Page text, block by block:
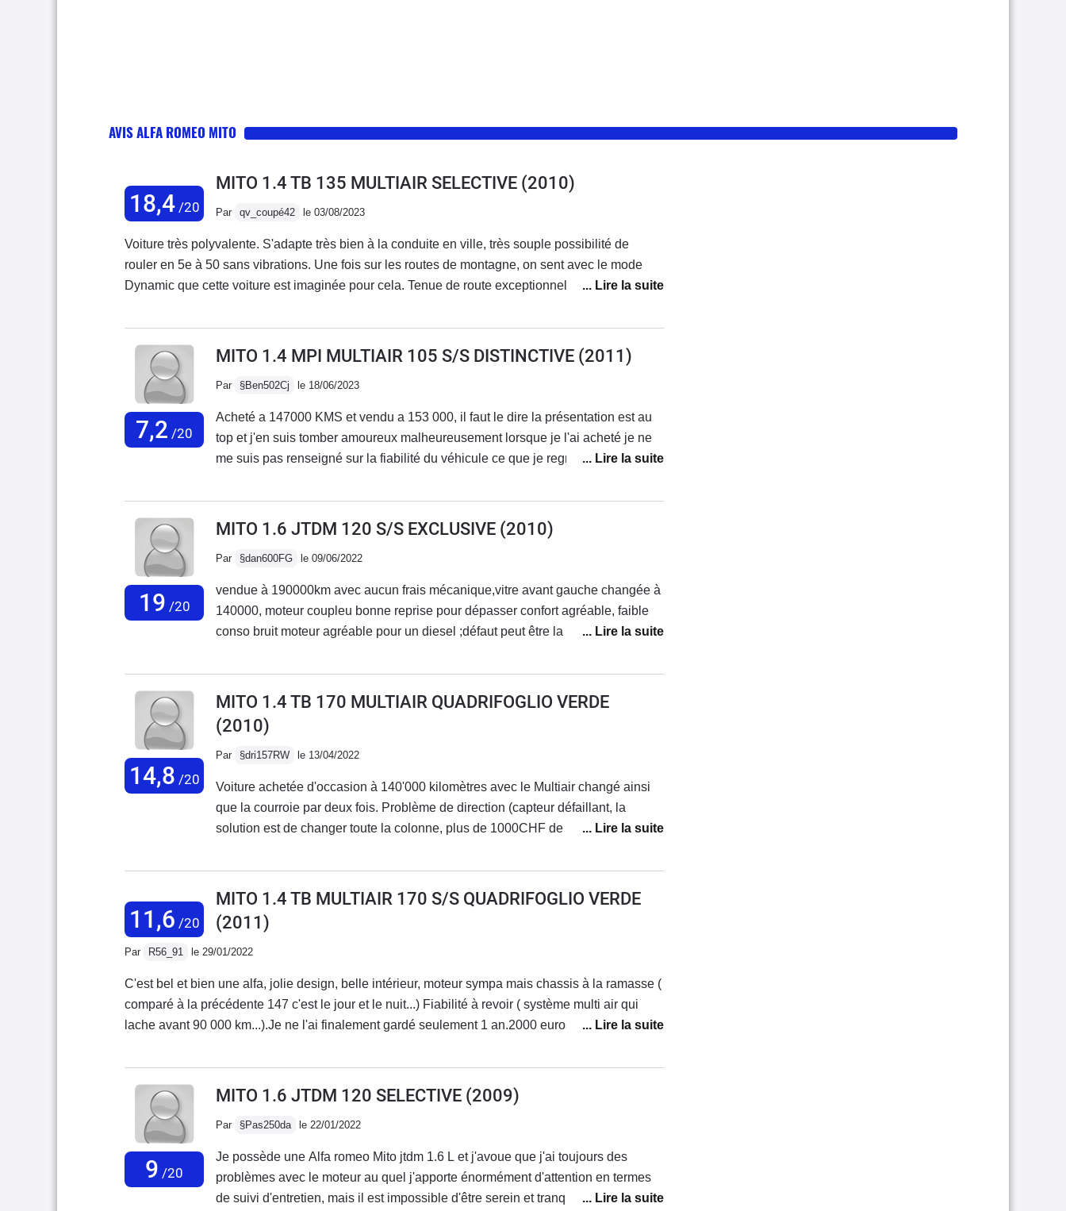
AVIS ALFA ROMEO MITO
18,4/20
MITO 1.4 TB 135 MULTIAIR SELECTIVE (2010)
Par qv_coupé42 le 03/08/2023
Voiture très polyvalente. S'adapte très bien à la conduite en ville, très souple possibilité de
rouler en 5e à 50 sans vibrations. Une fois sur les routes de montagne, on sent avec le mode
Dynamic que cette voiture est imaginée pour cela. Tenue de route exceptionnelle, la caisse ne
ça mais elle se débrouille très bien malgré un habitable un peu bruyant, très bonnes reprises en
5e. Look atypique, ce n'est pas une voiture que l'on croise 10 fois par jour. A ne pas prendre si
l'on cherche seulement du confort. Ce n'est pas une planche mais elle peut ne pas convenir à
certains. Je n'ai eu aucun gros problème du moins pour l'instant. L'ancien propriétaire avait
changé la direction assistée (gros point faible des Mito).
7,2 /20
MITO 1.4 MPI MULTIAIR 105 S/S DISTINCTIVE (2011)
Par §Ben502Cj le 18/06/2023
Acheté a 147000 KMS et vendu a 153 000, il faut le dire la présentation est au
top et j'en suis tomber amoureux malheureusement lorsque je l'ai acheté je ne
me suis pas renseigné sur la fiabilité du véhicule ce que je regrette. la
l'assemblage laisse à désirer c'est un véhicule qui coute pas chère a l'achat ni à
l'entretien mais le plus gros problème vient de la Direction assistée éléctrique
qui est DANGEUREUSE car elle se bloque a des moments aléatoire, le
problème commun à toutes les MITO, autrement au niveau moteur rien à dire le
moteur est assez péchu mais sans plus, la consommation est assez
raisonnable ( environ 6,5 L) pour ma part.
19 /20
MITO 1.6 JTDM 120 S/S EXCLUSIVE (2010)
Par §dan600FG le 09/06/2022
vendue à 190000km avec aucun frais mécanique,vitre avant gauche changée à
140000, moteur coupleu bonne reprise pour dépasser confort agréable, faible
conso bruit moteur agréable pour un diesel ;défaut peut être la peinture
à 200000km également sans frais, je roule maintenant en mito 140ch auto quel
régal 55000km déjà, dommage qu'elle à que 3 portes.moteur alfa très fiable
14,8 /20
MITO 1.4 TB 170 MULTIAIR QUADRIFOGLIO VERDE
(2010)
Par §dri157RW le 13/04/2022
Voiture achetée d'occasion à 140'000 kilomètres avec le Multiair changé ainsi
que la courroie par deux fois. Problème de direction (capteur défaillant, la
solution est de changer toute la colonne, plus de 1000CHF de frais), problème
plus récemment panne moteur dû à un problème de pression... Une voiture
extraordinaire quand elle roule, mais ce n'est pas la plupart du temps...Voiture
assez bruyante sur autoroute, suspensions fermes mais confortable.Très belle
sonorité qui donne envie d'accélerer, même avec la ligne d'origine.Enfin
magnifique design, c'est une voiture très belle à regarder.
11,6 /20
MITO 1.4 TB MULTIAIR 170 S/S QUADRIFOGLIO VERDE
(2011)
Par R56_91 le 29/01/2022
C'est bel et bien une alfa, jolie design, belle intérieur, moteur sympa mais chassis à la ramasse (
comparé à la précédente 147 c'est le jour et le nuit...) Fiabilité à revoir ( système multi air qui
lache avant 90 000 km...).Je ne l'ai finalement gardé seulement 1 an.2000 euros de factures en
une conductrice à gentiment mis fin à mes souffrances en me refusant une priorité... RIP la mito
9 /20
MITO 1.6 JTDM 120 SELECTIVE (2009)
Par §Pas250da le 22/01/2022
Je possède une Alfa romeo Mito jtdm 1.6 L et j'avoue que j'ai toujours des
problèmes avec le moteur au quel j'apporte énormément d'attention en termes
de suivi d'entretien, mais il est impossible d'être serein et tranquille avec cette